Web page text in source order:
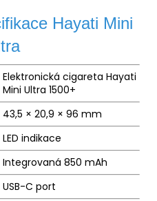
Hayati Mini
Elektronická cigareta Hayati
Mini Ultra 1500+
43,5 × 20,9 × 96 mm
LED indikace
Integrovaná 850 mAh
USB-C port